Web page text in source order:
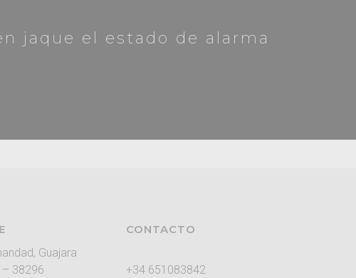
jaque el estado de alarma
Guajara
– 38296
CONTACTO
+34 651083842